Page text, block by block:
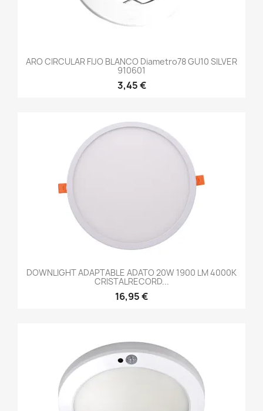
ARO CIRCULAR FIJO BLANCO Diametro78 GU10 SILVER
910601
3,45 €
DOWNLIGHT ADAPTABLE ADATO 20W 1900 LM 4000K
CRISTALRECORD...
16,95 €